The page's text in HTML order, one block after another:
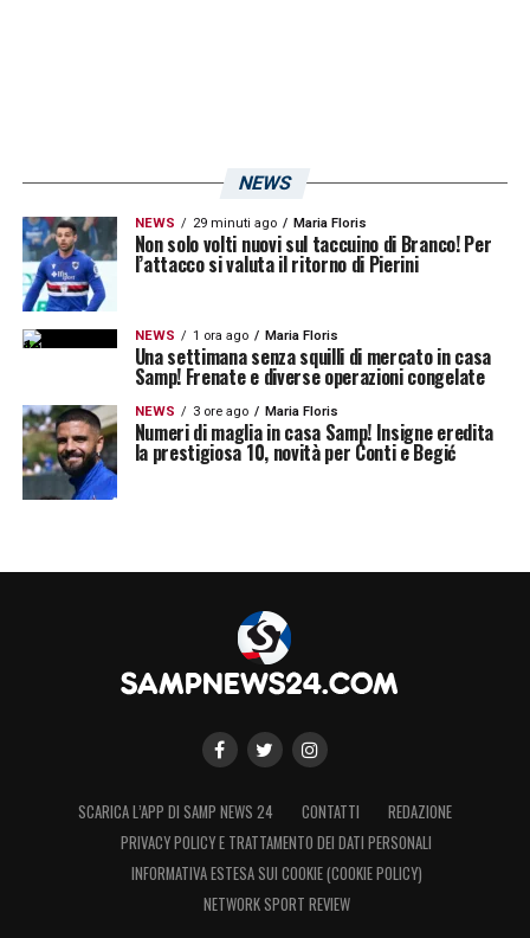
LA PLAYLIST DELLE NOSTRE TOP NEWS
NEWS
NEWS 29 minuti ago Maria Floris
Non solo volti nuovi sul taccuino di Branco! Per
l’attacco si valuta il ritorno di Pierini
NEWS 1 ora ago Maria Floris
Una settimana senza squilli di mercato in casa
Samp! Frenate e diverse operazioni congelate
NEWS 3 ore ago Maria Floris
Numeri di maglia in casa Samp! Insigne eredita
la prestigiosa 10, novità per Conti e Begić
SCARICA L’APP DI SAMP NEWS 24 CONTATTI
REDAZIONE
PRIVACY POLICY E TRATTAMENTO DEI DATI PERSONALI
INFORMATIVA ESTESA SUI COOKIE (COOKIE POLICY)
NETWORK SPORT REVIEW